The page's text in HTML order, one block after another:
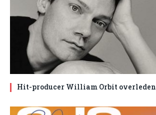
Hit-producer William Orbit overleden